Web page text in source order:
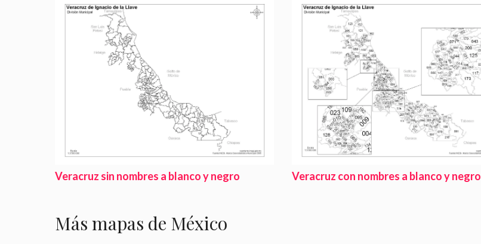
Veracruz sin nombres a blanco y negro Veracruz con nombres a blanco y negro
Más mapas de México